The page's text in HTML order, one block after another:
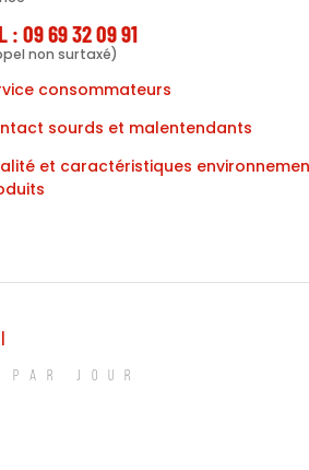
: 09 69 32 09 91
non surtaxé)
consommateurs
sourds et malentendants
et caractéristiques
JOUR